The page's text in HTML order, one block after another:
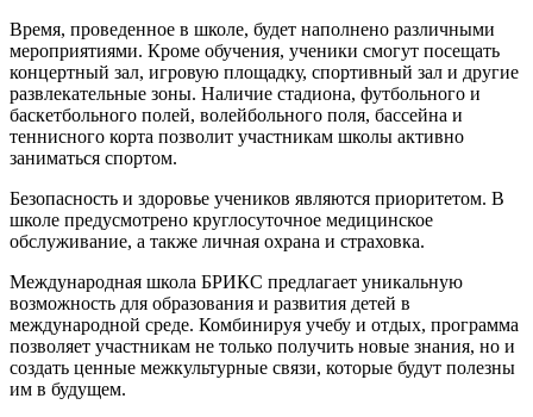
Время, проведенное в школе, будет наполнено различными
мероприятиями. Кроме обучения, ученики смогут посещать
концертный зал, игровую площадку, спортивный зал и другие
развлекательные зоны. Наличие стадиона, футбольного и
баскетбольного полей, волейбольного поля, бассейна и
теннисного корта позволит участникам школы активно
заниматься спортом.
Безопасность и здоровье учеников являются приоритетом. В
школе предусмотрено круглосуточное медицинское
обслуживание, а также личная охрана и страховка.
Международная школа БРИКС предлагает уникальную
возможность для образования и развития детей в
международной среде. Комбинируя учебу и отдых, программа
позволяет участникам не только получить новые знания, но и
создать ценные межкультурные связи, которые будут полезны
им в будущем.